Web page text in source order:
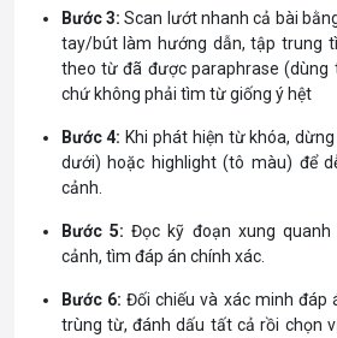
Bước 3:Scan lướt nhanh cả bài
tay/bút làm hướng dẫn, tập trung
theo từ đã được paraphrase (dùng
chứ không phải tìm từ giống ý hệt
Bước 4: Khi phát hiện từ khóa,
dưới) hoặc highlight (tô màu) để
cảnh.
Bước 5: Đọc kỹ đoạn xung
cảnh, tìm đáp án chính xác.
Bước 6: Đối chiếu và xác minh đáp
trùng từ, đánh dấu tất cả rồi chọn